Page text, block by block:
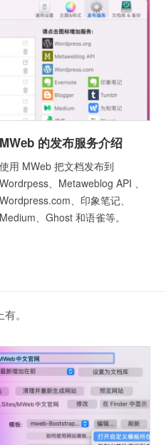
MWeb 的发布服务介绍
使用 MWeb 把文档发布到
Wordrpess、Metaweblog API 、
Wordpress.com、印象笔记、
Medium、Ghost 和语雀等。
。